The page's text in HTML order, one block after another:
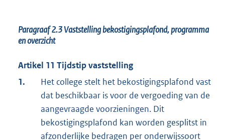
Paragraaf 2.3Vaststelling bekostigingsplafond, programma
en overzicht
Artikel 11 Tijdstip vaststelling
1.
Het college stelt het bekostigingsplafond vast
dat beschikbaar is voor de vergoeding van de
aangevraagde voorzieningen. Dit
bekostigingsplafond kan worden gesplitst in
afzonderlijke bedragen per onderwijssoort